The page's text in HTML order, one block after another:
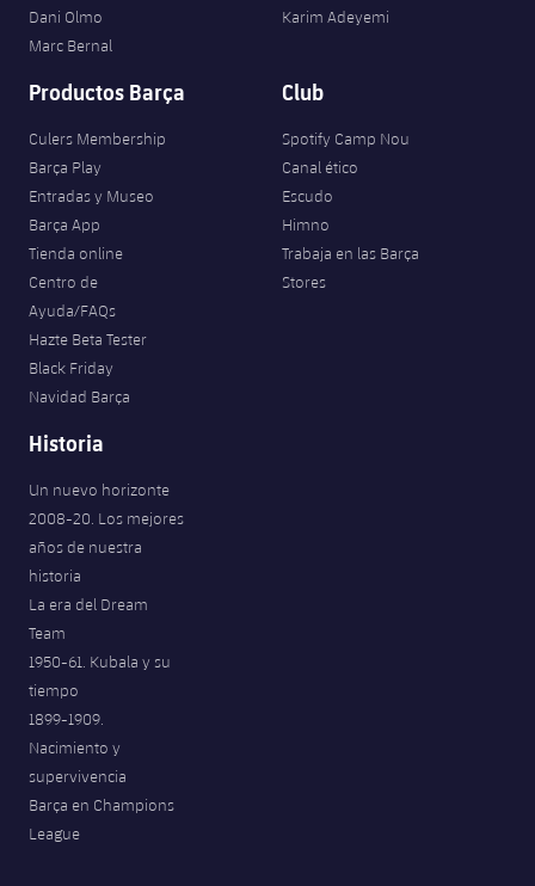
Dani Olmo
Marc Bernal
Karim Adeyemi
Productos Barça
Culers Membership
Barça Play
Entradas y Museo
Barça App
Tienda online
Centro de
Ayuda/FAQs
Hazte Beta Tester
Black Friday
Navidad Barça
Club
Spotify Camp Nou
Canal ético
Escudo
Himno
Trabaja en las Barça
Stores
Historia
Un nuevo horizonte
2008-20. Los mejores
años de nuestra
historia
La era del Dream
Team
1950-61. Kubala y su
tiempo
1899-1909.
Nacimiento y
supervivencia
Barça en Champions
League